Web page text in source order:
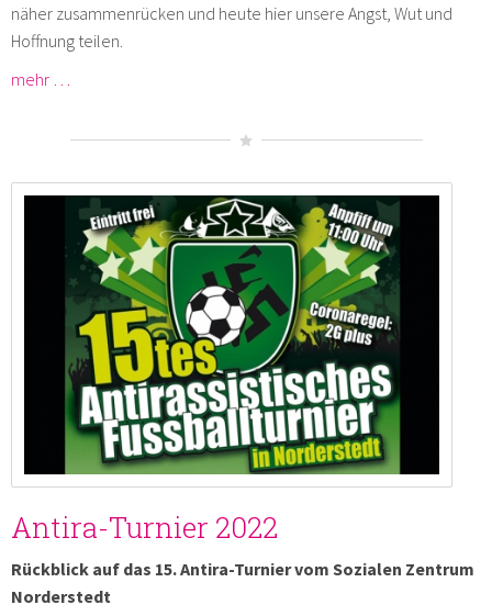
näher zusammenrücken und heute hier unsere Angst, Wut und
Hoffnung teilen.
mehr …
Antira-Turnier 2022
Rückblick auf das 15. Antira-Turnier vom Sozialen Zentrum
Norderstedt